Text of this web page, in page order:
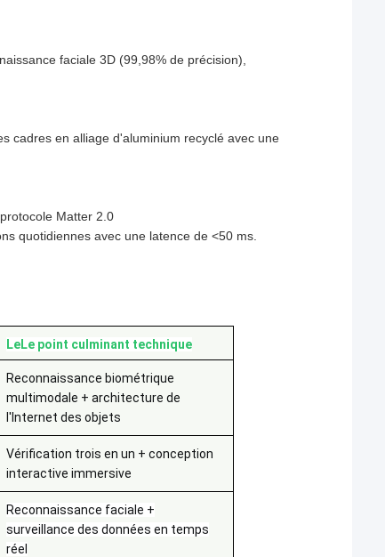
faciale 3D (99,98% de précision),
cadres en alliage d'aluminium recyclé avec une
Matter 2.0
quotidiennes avec une latence de <50 ms.
LeLe point culminant technique
Reconnaissance biométrique
multimodale + architecture de
l'Internet des objets
Vérification trois en un + conception
interactive immersive
Reconnaissance faciale +
surveillance des données en temps
réel